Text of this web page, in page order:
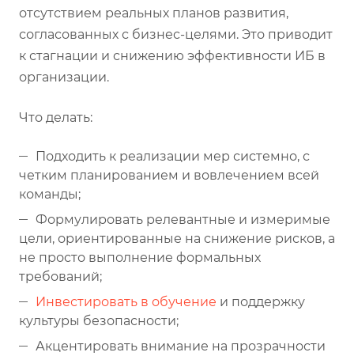
отсутствием реальных планов развития,
согласованных с бизнес-целями. Это приводит
к стагнации и снижению эффективности ИБ в
организации.
Что делать:
Подходить к реализации мер системно, с
четким планированием и вовлечением всей
команды;
Формулировать релевантные и измеримые
цели, ориентированные на снижение рисков, а
не просто выполнение формальных
требований;
Инвестировать в обучение и поддержку
культуры безопасности;
Акцентировать внимание на прозрачности